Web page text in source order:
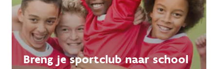
Breng je sportclub naar school